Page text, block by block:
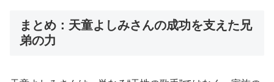
まとめ：天童よしみさんの成功を支えた兄
弟の力